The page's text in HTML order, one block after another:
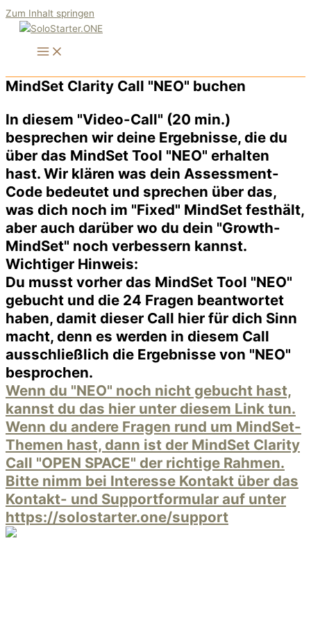
Zum Inhalt springen
MindSet Clarity Call "NEO" buchen
In diesem "Video-Call" (20 min.)
besprechen wir deine Ergebnisse, die du
über das MindSet Tool "NEO" erhalten
hast. Wir klären was dein Assessment-
Code bedeutet und sprechen über das,
was dich noch im "Fixed" MindSet festhält,
aber auch darüber wo du dein "Growth-
MindSet" noch verbessern kannst.
Wichtiger Hinweis:
Du musst vorher das MindSet Tool "NEO"
gebucht und die 24 Fragen beantwortet
haben, damit dieser Call hier für dich Sinn
macht, denn es werden in diesem Call
ausschließlich die Ergebnisse von "NEO"
besprochen.
Wenn du "NEO" noch nicht gebucht hast,
kannst du das hier unter diesem Link tun.
Wenn du andere Fragen rund um MindSet-
Themen hast, dann ist der MindSet Clarity
Call "OPEN SPACE" der richtige Rahmen.
Bitte nimm bei Interesse Kontakt über das
Kontakt- und Supportformular auf unter
https://solostarter.one/support